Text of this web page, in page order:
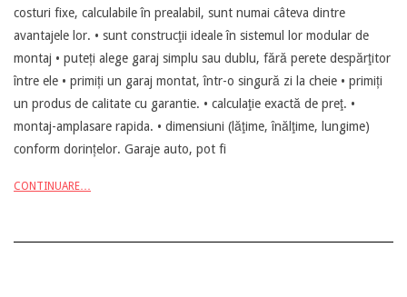
costuri fixe, calculabile în prealabil, sunt numai câteva dintre
avantajele lor. • sunt construcţii ideale în sistemul lor modular de
montaj • puteți alege garaj simplu sau dublu, fără perete despărţitor
între ele • primiți un garaj montat, într-o singură zi la cheie • primiți
un produs de calitate cu garantie. • calculaţie exactă de preţ. •
montaj-amplasare rapida. • dimensiuni (lăţime, înălţime, lungime)
conform dorințelor. Garaje auto, pot fi
CONTINUARE…